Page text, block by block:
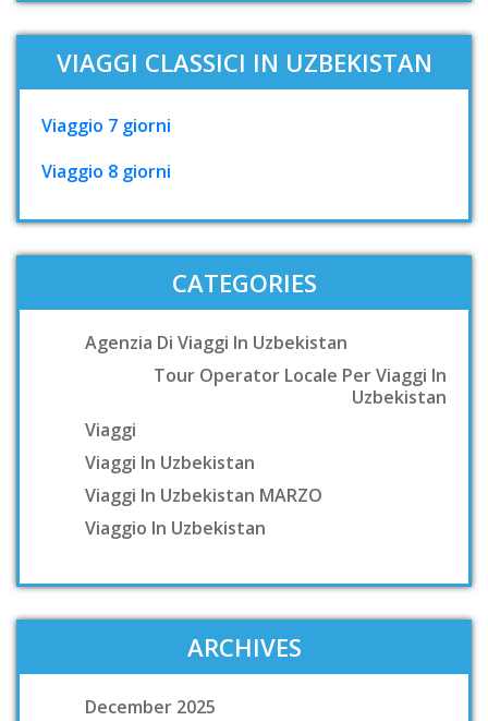
VIAGGI CLASSICI IN UZBEKISTAN
Viaggio 7 giorni
Viaggio 8 giorni
CATEGORIES
Agenzia Di Viaggi In Uzbekistan
Tour Operator Locale Per Viaggi In
Uzbekistan
Viaggi
Viaggi In Uzbekistan
Viaggi In Uzbekistan MARZO
Viaggio In Uzbekistan
ARCHIVES
December 2025